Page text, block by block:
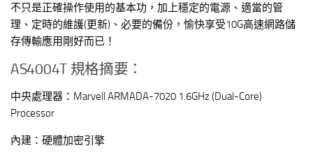
不只是正確操作使用的基本功，加上穩定的電源、適當的管
理、定時的維護(更新)、必要的備份，愉快享受10G高速網路儲
存傳輸應用剛好而已！
AS4004T 規格摘要：
中央處理器：Marvell ARMADA-7020 1.6GHz (Dual-Core)
Processor
內建：硬體加密引擎